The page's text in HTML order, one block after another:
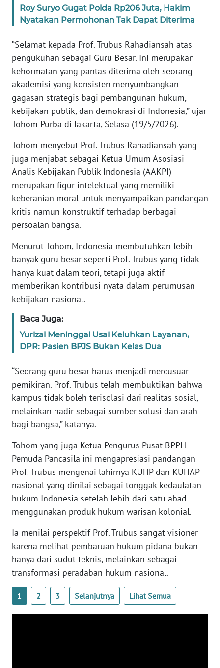
Roy Suryo Gugat Polda Rp206 Juta, Hakim
Nyatakan Permohonan Tak Dapat Diterima
“Selamat kepada Prof. Trubus Rahadiansah atas
pengukuhan sebagai Guru Besar. Ini merupakan
kehormatan yang pantas diterima oleh seorang
akademisi yang konsisten menyumbangkan
gagasan strategis bagi pembangunan hukum,
kebijakan publik, dan demokrasi di Indonesia,” ujar
Tohom Purba di Jakarta, Selasa (19/5/2026).
Tohom menyebut Prof. Trubus Rahadiansah yang
juga menjabat sebagai Ketua Umum Asosiasi
Analis Kebijakan Publik Indonesia (AAKPI)
merupakan figur intelektual yang memiliki
keberanian moral untuk menyampaikan pandangan
kritis namun konstruktif terhadap berbagai
persoalan bangsa.
Menurut Tohom, Indonesia membutuhkan lebih
banyak guru besar seperti Prof. Trubus yang tidak
hanya kuat dalam teori, tetapi juga aktif
memberikan kontribusi nyata dalam perumusan
kebijakan nasional.
Baca Juga:
Yurizal Meninggal Usai Keluhkan Layanan,
DPR: Pasien BPJS Bukan Kelas Dua
“Seorang guru besar harus menjadi mercusuar
pemikiran. Prof. Trubus telah membuktikan bahwa
kampus tidak boleh terisolasi dari realitas sosial,
melainkan hadir sebagai sumber solusi dan arah
bagi bangsa,” katanya.
Tohom yang juga Ketua Pengurus Pusat BPPH
Pemuda Pancasila ini mengapresiasi pandangan
Prof. Trubus mengenai lahirnya KUHP dan KUHAP
nasional yang dinilai sebagai tonggak kedaulatan
hukum Indonesia setelah lebih dari satu abad
menggunakan produk hukum warisan kolonial.
Ia menilai perspektif Prof. Trubus sangat visioner
karena melihat pembaruan hukum pidana bukan
hanya dari sudut teknis, melainkan sebagai
transformasi peradaban hukum nasional.
1 2 3 Selanjutnya Lihat Semua
REDAKSI
DISCLAIMER
Wahana
Regional
WN
WN
JAKARTA
WN
JABAR
BANTEN
WN
NTT
KEPRI
WN
WN
BARAT
WN
WN
SERAMBI
WN
JAMBI
WN
SULTRA
WN